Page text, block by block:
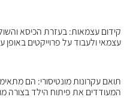
קידום עצמאות: בעזרת הכיסא
עצמאי ולעבוד על פרוייקטים באופן
תואם עקרונות מונטיסורי: הם
המעודדים את פיתוח הילד בצורה